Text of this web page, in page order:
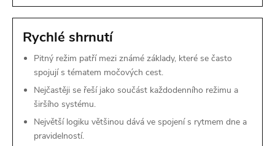
Rychlé shrnutí
Pitný režim patří mezi známé základy, které se často
spojují s tématem močových cest.
Nejčastěji se řeší jako součást každodenního režimu a
širšího systému.
Největší logiku většinou dává ve spojení s rytmem dne a
pravidelností.